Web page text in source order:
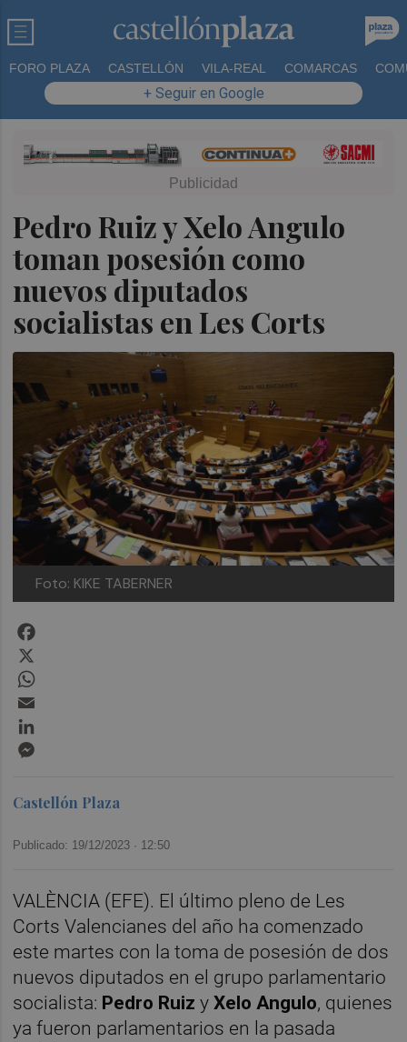
FORO PLAZA CASTELLÓN VILA-REAL COMARCAS
+ Seguir en Google
Pedro Ruiz y Xelo Angulo
toman posesión como
nuevos diputados
socialistas en Les Corts
Foto: KIKE TABERNER
Castellón Plaza
Publicado: 19/12/2023 · 12:50
VALÈNCIA (EFE). El último pleno de Les
Corts Valencianes del año ha comenzado
este martes con la toma de posesión de dos
nuevos diputados en el grupo parlamentario
socialista: Pedro Ruiz yXelo Angulo, quienes
ya fueron parlamentarios en la pasada